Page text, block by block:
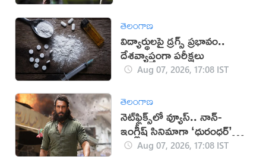
తెలంగాణ
విద్యార్థులపై డ్రగ్స్ ప్రభావం..
దేశవ్యాప్తంగా పరీక్షలు
Aug 07, 2026, 17:08 IST
తెలంగాణ
నెట్‌ఫ్లిక్స్‌లో వ్యూస్.. నాన్-
ఇంగ్లీష్ సినిమాగా ‘ధురంధర్’
రికార్డుAug 07, 2026, 17:08 IST